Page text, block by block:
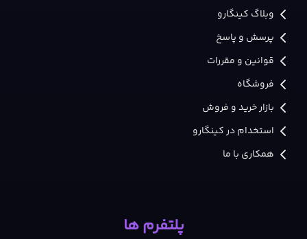
وبلاگ کینگارو
پرسش و پاسخ
قوانین و مقررات
فروشگاه
بازار خرید و فروش
استخدام در کینگارو
همکاری با ما
پلتفرم ها